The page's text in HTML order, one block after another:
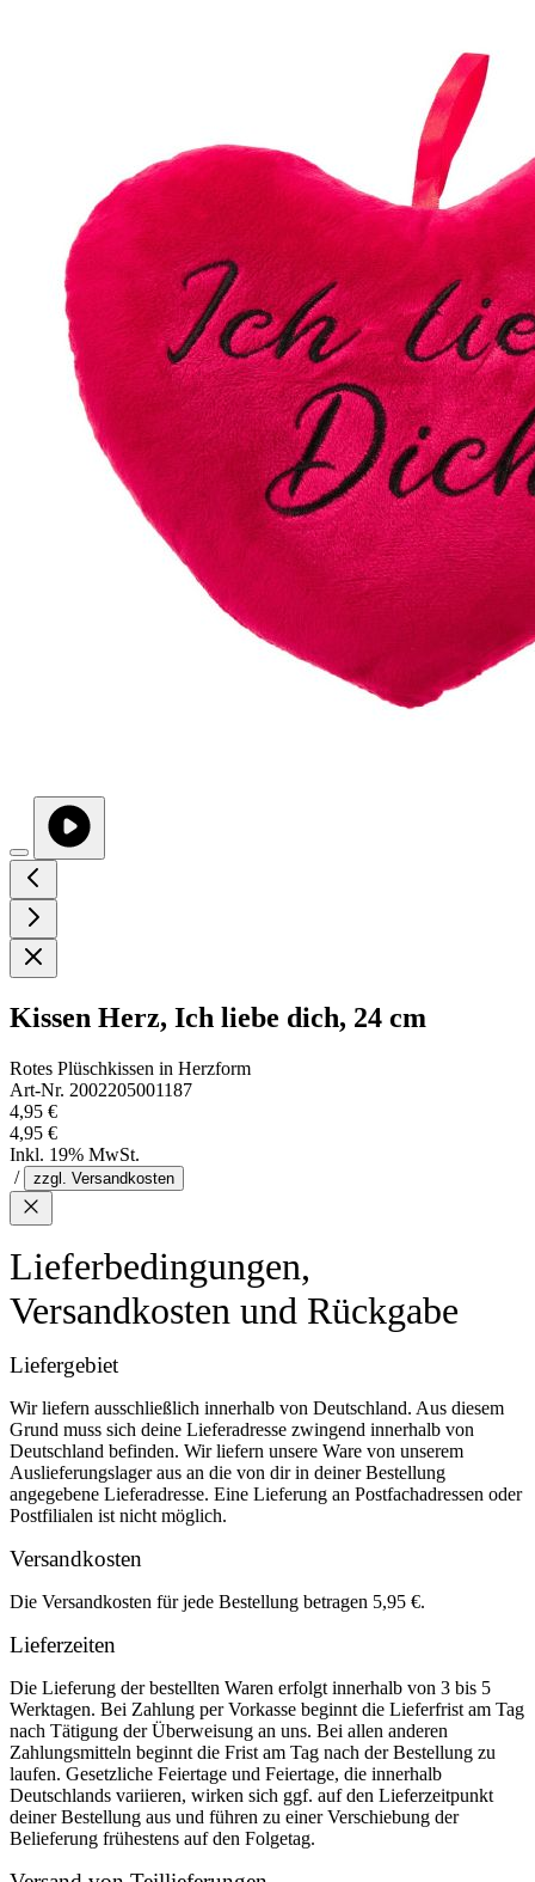
Kissen Herz, Ich liebe dich, 24 cm
Rotes Plüschkissen in Herzform
Art-Nr. 2002205001187
4,95 €
4,95 €
Inkl. 19% MwSt.
/
zzgl. Versandkosten
Lieferbedingungen,
Versandkosten und Rückgabe
Liefergebiet
Wir liefern ausschließlich innerhalb von Deutschland. Aus diesem
Grund muss sich deine Lieferadresse zwingend innerhalb von
Deutschland befinden. Wir liefern unsere Ware von unserem
Auslieferungslager aus an die von dir in deiner Bestellung
angegebene Lieferadresse. Eine Lieferung an Postfachadressen oder
Postfilialen ist nicht möglich.
Versandkosten
Die Versandkosten für jede Bestellung betragen 5,95 €.
Lieferzeiten
Die Lieferung der bestellten Waren erfolgt innerhalb von 3 bis 5
Werktagen. Bei Zahlung per Vorkasse beginnt die Lieferfrist am Tag
nach Tätigung der Überweisung an uns. Bei allen anderen
Zahlungsmitteln beginnt die Frist am Tag nach der Bestellung zu
laufen. Gesetzliche Feiertage und Feiertage, die innerhalb
Deutschlands variieren, wirken sich ggf. auf den Lieferzeitpunkt
deiner Bestellung aus und führen zu einer Verschiebung der
Belieferung frühestens auf den Folgetag.